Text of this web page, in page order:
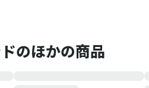
のほかの商品